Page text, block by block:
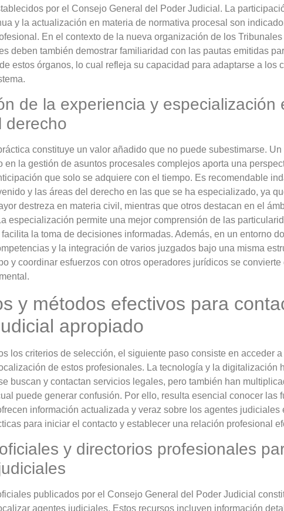
por el Consejo General del Poder Judicial. La
y la actualización en materia de normativa procesal son
En el contexto de la nueva organización de los
deben también demostrar familiaridad con las pautas emitidas
estos órganos, lo cual refleja su capacidad para adaptarse a los
de la experiencia y especialización
derecho
constituye un valor añadido que no puede subestimarse.
en la gestión de asuntos procesales complejos aporta una
que solo se adquiere con el tiempo. Es recomendable
y las áreas del derecho en las que se ha especializado, ya
destreza en materia civil, mientras que otros destacan en el
especialización permite una mejor comprensión de las
la toma de decisiones informadas. Además, en un entorno
y la integración de varios juzgados bajo una misma
y coordinar esfuerzos con otros operadores jurídicos se convierte
y métodos efectivos para
apropiado
los criterios de selección, el siguiente paso consiste en acceder
de estos profesionales. La tecnología y la digitalización
buscan y contactan servicios legales, pero también han
puede generar confusión. Por ello, resulta esencial conocer las
información actualizada y veraz sobre los agentes judiciales
para iniciar el contacto y establecer una relación profesional
y directorios profesionales
publicados por el Consejo General del Poder Judicial
agentes judiciales. Estos recursos incluyen información